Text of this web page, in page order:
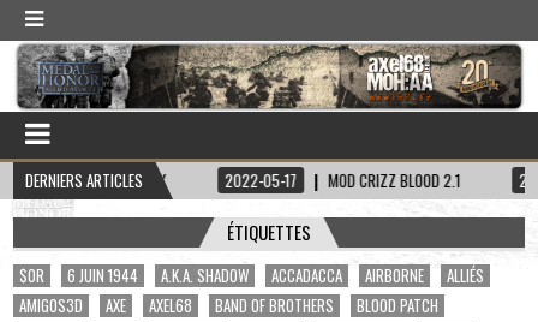
DERNIERS ARTICLES
HADDOCK 2022-05-17 MOD CRIZZ BLOOD 2.1 2022-05-01
ÉTIQUETTES
$OR 6 JUIN 1944 A.K.A. SHADOW ACCADACCA AIRBORNE
ALLIÉS
AMIGOS3D
AXE AXEL68 BAND OF BROTHERS
BLOOD PATCH